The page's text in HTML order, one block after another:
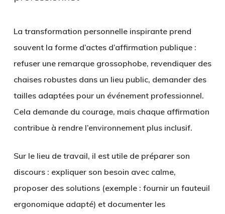
La transformation personnelle inspirante prend
souvent la forme d’actes d’affirmation publique :
refuser une remarque grossophobe, revendiquer des
chaises robustes dans un lieu public, demander des
tailles adaptées pour un événement professionnel.
Cela demande du courage, mais chaque affirmation
contribue à rendre l’environnement plus inclusif.
Sur le lieu de travail, il est utile de préparer son
discours : expliquer son besoin avec calme,
proposer des solutions (exemple : fournir un fauteuil
ergonomique adapté) et documenter les